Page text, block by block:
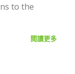
to the
閱讀更多